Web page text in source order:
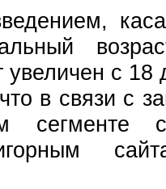
увеличен с
в связи с
сегменте